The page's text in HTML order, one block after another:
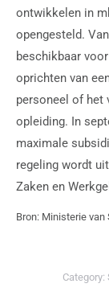
ontwikkelen in
opengesteld.
beschikbaar
oprichten van
personeel of het
opleiding. In
maximale
regeling wordt
Zaken en
Bron: Ministerie
Category: